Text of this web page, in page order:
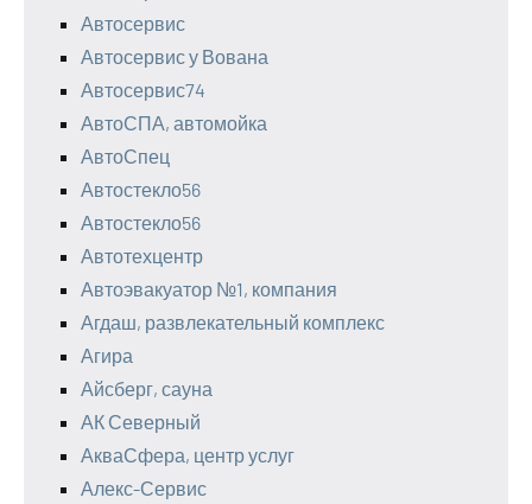
Автосервис
Автосервис у Вована
Автосервис74
АвтоСПА, автомойка
АвтоСпец
Автостекло56
Автостекло56
Автотехцентр
Автоэвакуатор №1, компания
Агдаш, развлекательный комплекс
Агира
Айсберг, сауна
АК Северный
АкваСфера, центр услуг
Алекс-Сервис